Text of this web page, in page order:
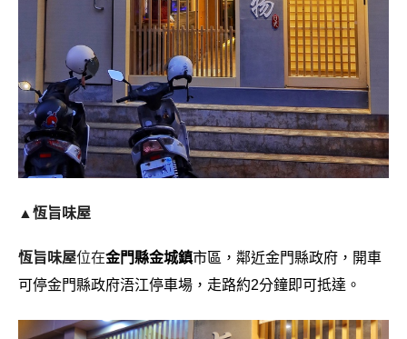
▲ 恆旨味屋
恆旨味屋位在金門縣金城鎮市區，鄰近金門縣政府，開車
可停金門縣政府浯江停車場，走路約2分鐘即可抵達。